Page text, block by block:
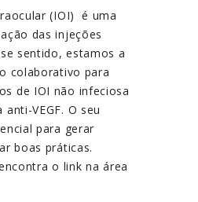
(IOI) é uma
das injeções
sentido, estamos a
colaborativo para
de IOI não infeciosa
VEGF. O seu
para gerar
boas práticas.
o link na área